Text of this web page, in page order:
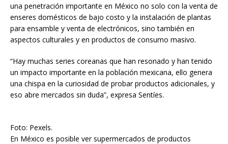
una penetración importante en México no solo con la venta de
enseres domésticos de bajo costo y la instalación de plantas
para ensamble y venta de electrónicos, sino también en
aspectos culturales y en productos de consumo masivo.
“Hay muchas series coreanas que han resonado y han tenido
un impacto importante en la población mexicana, ello genera
una chispa en la curiosidad de probar productos adicionales, y
eso abre mercados sin duda”, expresa Sentíes.
Foto: Pexels.
En México es posible ver supermercados de productos